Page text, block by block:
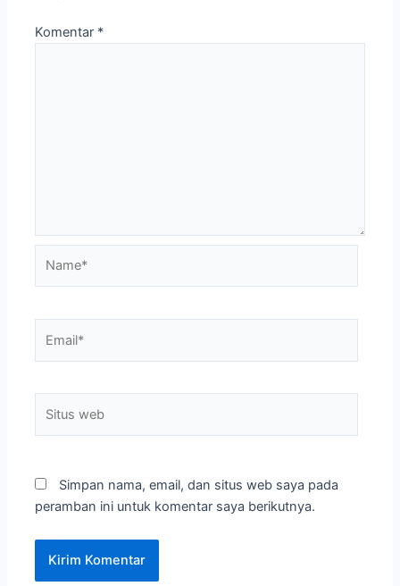
Komentar *
Simpan nama, email, dan situs web saya pada
peramban ini untuk komentar saya berikutnya.